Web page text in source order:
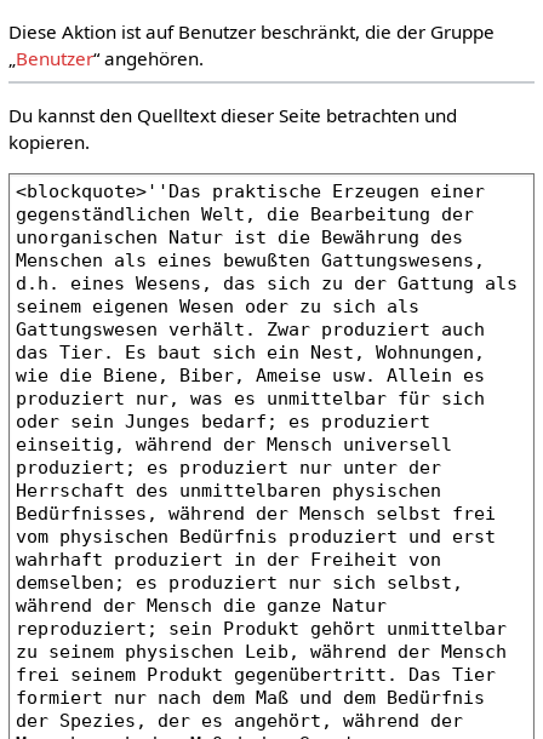
Diese Aktion ist auf Benutzer beschränkt, die der Gruppe
„Benutzer“ angehören.
Du kannst den Quelltext dieser Seite betrachten und
kopieren.